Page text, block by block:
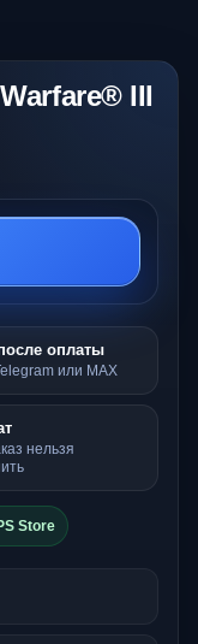
III
оплаты
или MAX
нельзя
Store